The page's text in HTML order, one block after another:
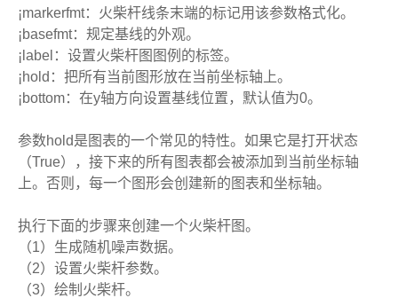
¡markerfmt：火柴杆线条末端的标记用该参数格式化。
¡basefmt：规定基线的外观。
¡label：设置火柴杆图图例的标签。
¡hold：把所有当前图形放在当前坐标轴上。
¡bottom：在y轴方向设置基线位置，默认值为0。
参数hold是图表的一个常见的特性。如果它是打开状态
（True），接下来的所有图表都会被添加到当前坐标轴
上。否则，每一个图形会创建新的图表和坐标轴。
执行下面的步骤来创建一个火柴杆图。
（1）生成随机噪声数据。
（2）设置火柴杆参数。
（3）绘制火柴杆。